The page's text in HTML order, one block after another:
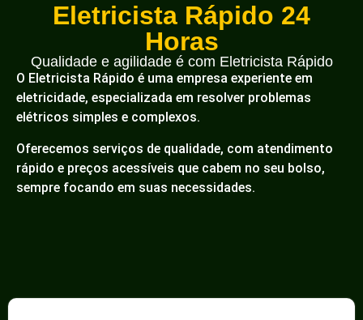
Eletricista Rápido 24
Horas
Qualidade e agilidade é com Eletricista Rápido
O Eletricista Rápido é uma empresa experiente em
eletricidade, especializada em resolver problemas
elétricos simples e complexos.
Oferecemos serviços de qualidade, com atendimento
rápido e preços acessíveis que cabem no seu bolso,
sempre focando em suas necessidades.